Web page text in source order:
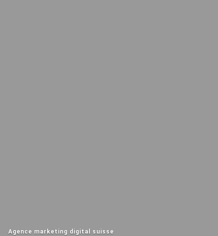
Agence marketing digital suisse